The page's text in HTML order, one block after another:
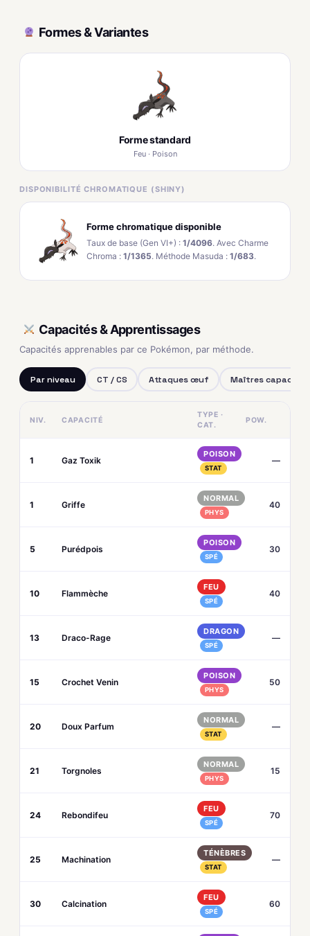
Formes & Variantes
Forme standard
Feu · Poison
DISPONIBILITÉ CHROMATIQUE (SHINY)
Forme chromatique disponible
Taux de base (Gen VI+) : 1/4096. Avec Charme
Chroma : 1/1365. Méthode Masuda : 1/683.
Capacités & Apprentissages
Capacités apprenables par ce Pokémon, par méthode.
Par niveau CT / CS Attaques œuf Maîtres capacités
NIV. CAPACITÉ
TYPE ·
CAT.
POW.
1 Gaz Toxik
POISON
STAT
—
1 Griffe
NORMAL
PHYS
40
5 Purédpois
POISON
SPÉ
30
10 Flammèche
FEU
SPÉ
40
13 Draco-Rage
DRAGON
SPÉ
—
15 Crochet Venin
POISON
PHYS
50
20 Doux Parfum
NORMAL
STAT
—
21 Torgnoles
NORMAL
PHYS
15
24 Rebondifeu
FEU
SPÉ
70
25 Machination
TÉNÈBRES
STAT
—
30 Calcination
FEU
SPÉ
60